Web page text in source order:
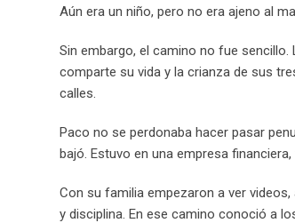
Aún era un niño, pero no era ajeno al
Sin embargo, el camino no fue
comparte su vida y la crianza de sus
calles.
Paco no se perdonaba hacer pasar
bajó. Estuvo en una empresa
Con su familia empezaron a ver
y disciplina. En ese camino conoció a